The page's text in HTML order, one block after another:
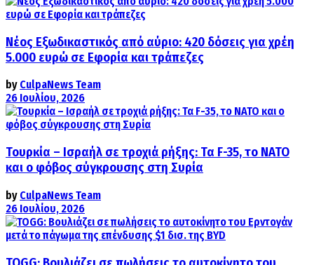
Νέος Εξωδικαστικός από αύριο: 420 δόσεις για χρέη
5.000 ευρώ σε Εφορία και τράπεζες
by CulpaNews Team
26 Ιουλίου, 2026
Τουρκία – Ισραήλ σε τροχιά ρήξης: Τα F-35, το ΝΑΤΟ
και ο φόβος σύγκρουσης στη Συρία
by CulpaNews Team
26 Ιουλίου, 2026